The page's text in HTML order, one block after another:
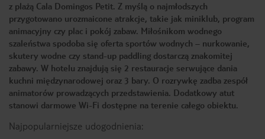
z plażą Cala Domingos Petit. Z myślą o najmłodszych
przygotowano urozmaicone atrakcje, takie jak miniklub, program
animacyjny czy plac i pokój zabaw. Miłośnikom wodnego
szaleństwa spodoba się oferta sportów wodnych – nurkowanie,
skutery wodne czy stand-up paddling dostarczą znakomitej
zabawy. W hotelu znajdują się 2 restauracje serwujące dania
kuchni międzynarodowej oraz 3 bary. O rozrywkę zadba zespół
animatorów prowadzących przedstawienia. Dodatkowy atut
stanowi darmowe Wi-Fi dostępne na terenie całego obiektu.
Najpopularniejsze udogodnienia: